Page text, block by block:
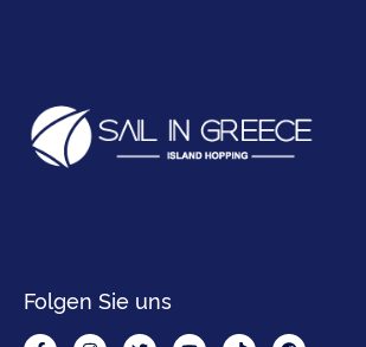
Folgen Sie uns